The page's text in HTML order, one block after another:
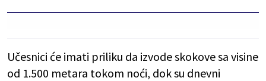
Učesnici će imati priliku da izvode skokove sa visine
od 1.500 metara tokom noći, dok su dnevni